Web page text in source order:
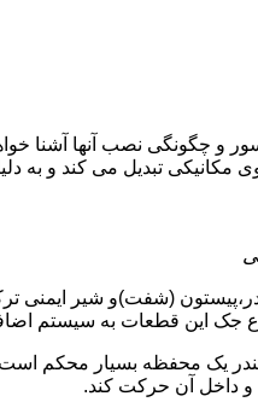
و چگونگی نصب آنها
مکانیکی تبدیل می کند و
(شفت)و شیر ایمنی
جک این قطعات به سیستم
یک محفظه بسیار محکم
و داخل آن حرکت کند.